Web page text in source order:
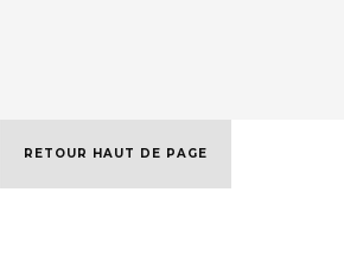
RETOUR HAUT DE PAGE